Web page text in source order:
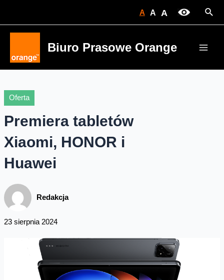
A A A
Biuro Prasowe Orange
Oferta
Premiera tabletów
Xiaomi, HONOR i
Huawei
Redakcja
23 sierpnia 2024